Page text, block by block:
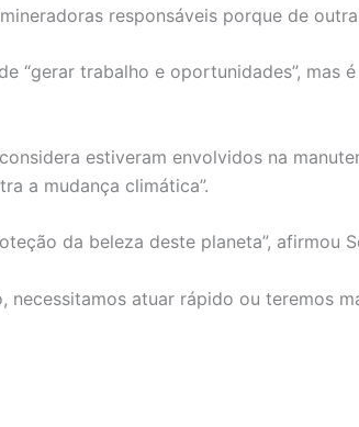
responsáveis porque de
trabalho e oportunidades”, mas
estiveram envolvidos na
a mudança climática”.
da beleza deste planeta”, afirmou
atuar rápido ou teremos